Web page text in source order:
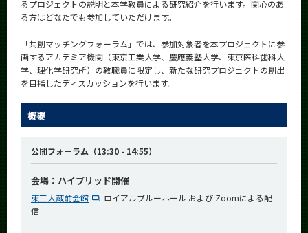
るプロジェクトの説明と本学教員による研究紹介を行います。関心のあ
る方はどなたでも参加していただけます。
「共創マッチングフォーラム」では、参加対象者を本プロジェクトに参
画するアカデミア機関（東京工業大学、慶應義塾大学、東京医科歯科大
学、理化学研究所）の教職員に限定し、新たな研究プロジェクトの創出
を目指したディスカッションを行います。
概要
公開フォーラム（13:30 - 14:55）
会場：ハイブリッド開催
東工大蔵前会館
ロイアルブルーホール および Zoomによる配
信